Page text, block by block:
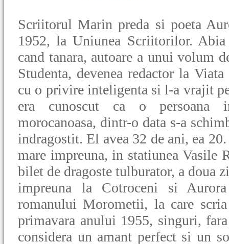
Scriitorul Marin preda si poeta
1952, la Uniunea Scriitorilor.
cand tanara, autoare a unui volum
Studenta, devenea redactor la
cu o privire inteligenta si l-a vrajit
era cunoscut ca o persoana
morocanoasa, dintr-o data s-a
indragostit. El avea 32 de ani, ea
mare impreuna, in statiunea Vasile
bilet de dragoste tulburator, a doua
impreuna la Cotroceni si
romanului Morometii, la care
primavara anului 1955, singuri,
considera un amant perfect si un